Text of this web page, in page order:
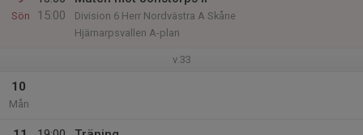
Sön
15:00
Division 6 Herr Nordvästra A Skåne
Hjärnarpsvallen A-plan
v.33
10
Mån